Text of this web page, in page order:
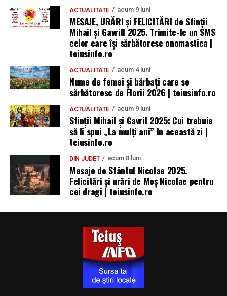
ACTUALITATE acum 9 luni
MESAJE, URĂRI și FELICITĂRI de Sfinții
Mihail și Gavrill 2025. Trimite-le un SMS
celor care își sărbătoresc onomastica |
teiusinfo.ro
ACTUALITATE acum 4 luni
Nume de femei și bărbați care se
sărbătoresc de Florii 2026 | teiusinfo.ro
ACTUALITATE acum 9 luni
Sfinții Mihail și Gavril 2025: Cui trebuie
să îi spui „La mulţi ani” în această zi |
teiusinfo.ro
DIN JUDEȚ acum 8 luni
Mesaje de Sfântul Nicolae 2025.
Felicitări și urări de Moș Nicolae pentru
cei dragi | teiusinfo.ro